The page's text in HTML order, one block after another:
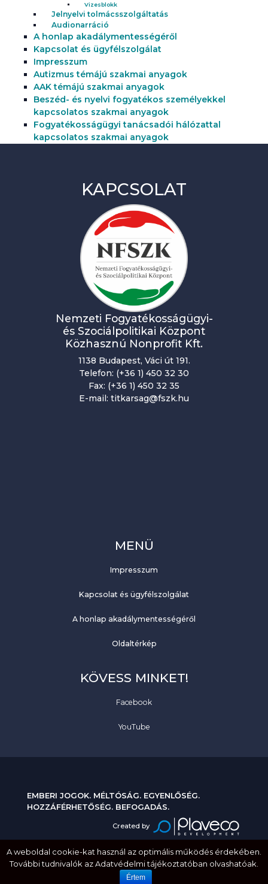
Vizesblokk
Jelnyelvi tolmácsszolgáltatás
Audionarráció
A honlap akadálymentességéről
Kapcsolat és ügyfélszolgálat
Impresszum
Autizmus témájú szakmai anyagok
AAK témájú szakmai anyagok
Beszéd- és nyelvi fogyatékos személyekkel
kapcsolatos szakmai anyagok
Fogyatékosságügyi tanácsadói hálózattal
kapcsolatos szakmai anyagok
KAPCSOLAT
Nemzeti Fogyatékosságügyi-
és Szociálpolitikai Központ
Közhasznú Nonprofit Kft.
1138 Budapest, Váci út 191.
Telefon: (+36 1) 450 32 30
Fax: (+36 1) 450 32 35
E-mail: titkarsag@fszk.hu
MENÜ
Impresszum
Kapcsolat és ügyfélszolgálat
A honlap akadálymentességéről
Oldaltérkép
KÖVESS MINKET!
Facebook
YouTube
EMBERI JOGOK. MÉLTÓSÁG. EGYENLŐSÉG.
HOZZÁFÉRHETŐSÉG. BEFOGADÁS.
Created by
A weboldal cookie-kat használ az optimális működés érdekében.
További tudnivalók az Adatvédelmi tájékoztatóban olvashatóak.
Értem